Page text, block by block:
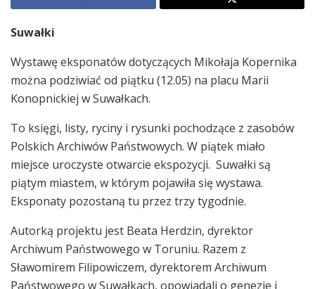
Suwałki
Wystawę eksponatów dotyczących Mikołaja Kopernika
można podziwiać od piątku (12.05) na placu Marii
Konopnickiej w Suwałkach.
To księgi, listy, ryciny i rysunki pochodzące z zasobów
Polskich Archiwów Państwowych. W piątek miało
miejsce uroczyste otwarcie ekspozycji. Suwałki są
piątym miastem, w którym pojawiła się wystawa.
Eksponaty pozostaną tu przez trzy tygodnie.
Autorką projektu jest Beata Herdzin, dyrektor
Archiwum Państwowego w Toruniu. Razem z
Sławomirem Filipowiczem, dyrektorem Archiwum
Państwowego w Suwałkach, opowiadali o genezie i